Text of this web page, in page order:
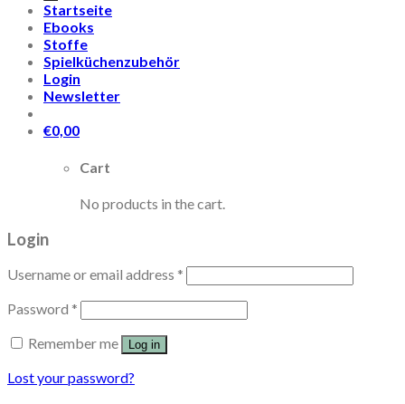
Startseite
Ebooks
Stoffe
Spielküchenzubehör
Login
Newsletter
€0,00
Cart
No products in the cart.
Login
Username or email address *
Password *
Remember me
Log in
Lost your password?